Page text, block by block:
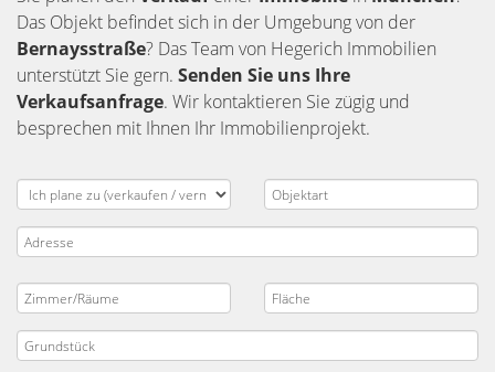
Das Objekt befindet sich in der Umgebung von der
Bernaysstraße? Das Team von Hegerich Immobilien
unterstützt Sie gern. Senden Sie uns Ihre
Verkaufsanfrage. Wir kontaktieren Sie zügig und
besprechen mit Ihnen Ihr Immobilienprojekt.